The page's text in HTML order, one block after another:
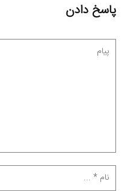
پاسخ دادن